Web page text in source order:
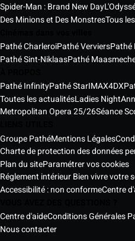
Spider-Man : Brand New Day
Des Minions et Des MonstresTous
Pathé CharleroiPathé VerviersPathé
Pathé Sint-NiklaasPathé
Pathé InfinityPathé StarIMAX4DX
Toutes les actualitésLadies Night
Metropolitan Opera 25/26Séance
Groupe PathéMentions Légales
Charte de protection des données
Plan du siteParamétrer vos cookies
Réglement intérieur Bien vivre votre
Accessibilité : non conformeCentre
Centre d'aideConditions Générales
Nous contacter